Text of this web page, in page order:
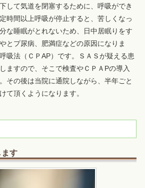
して気道を閉塞するために、呼吸ができ
時間以上呼吸が停止すると、苦しくなっ
な睡眠がとれないため、日中居眠りをす
とプ尿病、肥満症などの原因になりま
吸法（ＣＰAP）です。ＳＡＳが疑える患
ますので、そこで検査やＣＰＡPの導入
その後は当院に通院しながら、半年ごと
て頂くようになります。
す